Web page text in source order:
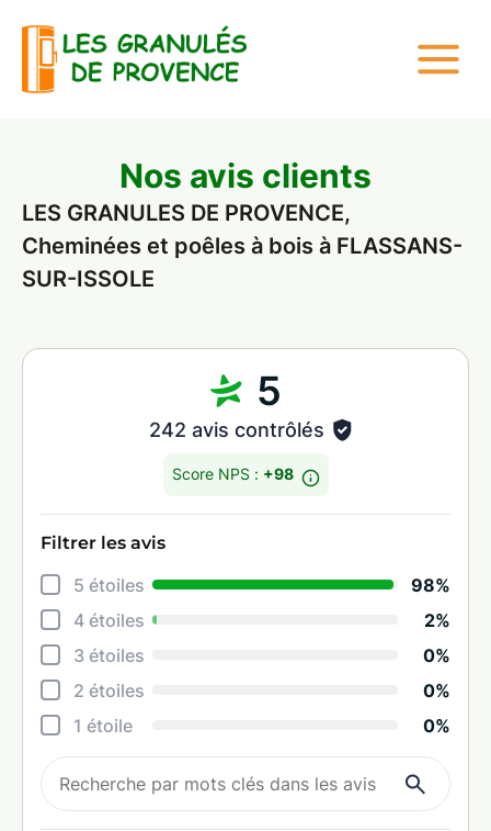
LES GRANULES DE PROVENCE,
Cheminées et poêles à bois à FLASSANS-
SUR-ISSOLE
Nos avis clients
5
242 avis contrôlés
Score NPS : +98
Filtrer les avis
5 étoiles
98%
4 étoiles
2%
3 étoiles
0%
2 étoiles
0%
1 étoile
0%